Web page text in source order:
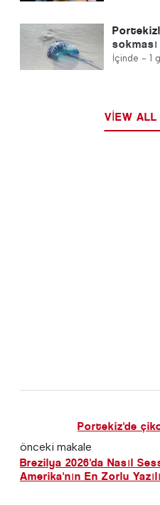
İçinde - 1
VIEW ALL
Portekiz'de
önceki makale
Brezilya 2026'da Nasıl
Amerika'nın En Zorlu